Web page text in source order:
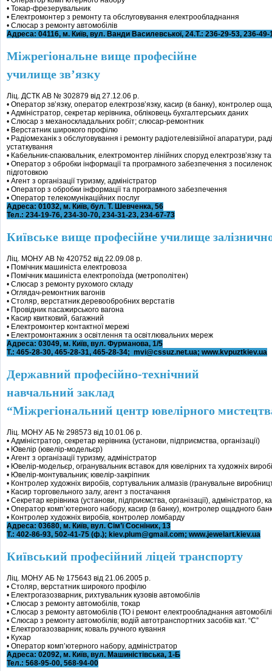
• Токар-фрезерувальник
• Електромонтер з ремонту та обслуговування електрообладнання
• Слюсар з ремонту автомобілів
Адреса: 04116, м. Київ, вул. Ванди Василевської, 24.Т.: 236-29-53, 236-49-
Міжрегіональне вище професійне
училище зв’язку
Ліц. ДСТК АВ № 302879 від 27.12.06 р.
• Оператор зв’язку, оператор електрозв’язку, касир (в банку), контролер
• Адміністратор, секретар керівника, обліковець бухгалтерських даних
• Слюсар з механоскладальних робіт; слюсар-ремонтник
• Верстатник широкого профілю
• Радіомеханік з обслуговування і ремонту радіотелевізійної апаратури,
устаткування
• Кабельник-спаювальник, електромонтер лінійних споруд електрозв’язку
• Оператор з обробки інформації та програмного забезпечення з
підготовкою
• Агент з організації туризму, адміністратор
• Оператор з обробки інформації та програмного забезпечення
• Оператор телекомунікаційних послуг
Адреса: 01032, м. Київ, бул. Т. Шевченка, 56
Тел.: 234-19-76, 234-30-70, 234-31-23, 234-67-73
Київське вище професійне училище
Ліц. МОНУ АВ № 420752 від 22.09.08 р.
• Помічник машиніста електровоза
• Помічник машиніста електропоїзда (метрополітен)
• Слюсар з ремонту рухомого складу
• Оглядач-ремонтник вагонів
• Столяр, верстатник деревообробних верстатів
• Провідник пасажирського вагона
• Касир квитковий, багажний
• Електромонтер контактної мережі
• Електромонтажник з освітлення та освітлювальних мереж
Адреса: 03049, м. Київ, вул. Фурманова, 1/5
Т.: 465-28-30, 465-28-31, 465-28-34; mvi@cssuz.net.ua; www.kvpuztkiev.ua
Державний професійно-технічний
навчальний заклад
“Міжрегіональний центр ювелірного
Ліц. МОНУ АБ № 298573 від 10.01.06 р.
• Адміністратор, секретар керівника (установи, підприємства, організації)
• Ювелір (ювелір-модельєр)
• Агент з організації туризму, адміністратор
• Ювелір-модельєр, огранувальник вставок для ювелірних та художніх
• Ювелір-монтувальник; ювелір-закріпник
• Контролер художніх виробів, сортувальник алмазів (гранувальне
• Касир торговельного залу, агент з постачання
• Секретар керівника (установи, підприємства, організації), адміністратор,
• Оператор комп’ютерного набору, касир (в банку), контролер ощадного
• Контролер художніх виробів, контролер ломбарду
Адреса: 03680, м. Київ, вул. Сім’ї Сосніних, 13
Т.: 402-86-93, 502-41-75 (ф.); kiev.plum@gmail.com; www.jewelart.kiev.ua
Київський професійний ліцей транспорту
Ліц. МОНУ АБ № 175643 від 21.06.2005 р.
• Столяр, верстатник широкого профілю
• Електрогазозварник, рихтувальник кузовів автомобілів
• Слюсар з ремонту автомобілів, токар
• Слюсар з ремонту автомобілів (ТО і ремонт електрообладнання
• Слюсар з ремонту автомобілів; водій автотранспортних засобів кат. “С”
• Електрогазозварник; коваль ручного кування
• Кухар
• Оператор комп’ютерного набору, адміністратор
Адреса: 02092, м. Київ, вул. Машиністівська, 1-Б
Тел.: 568-95-00, 568-94-00